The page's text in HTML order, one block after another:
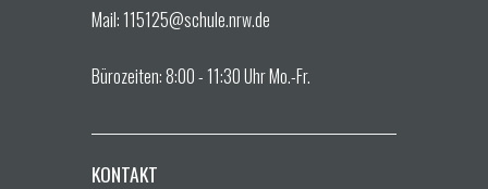
Mail: 115125@schule.nrw.de
Bürozeiten: 8:00 - 11:30 Uhr Mo.-Fr.
KONTAKT